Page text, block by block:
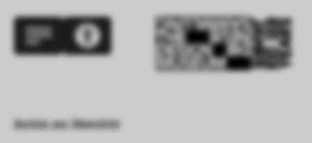
Zurück zur Übersicht